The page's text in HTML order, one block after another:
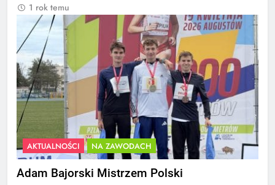
1 rok temu
AKTUALNOŚCI NA ZAWODACH
Adam Bajorski Mistrzem Polski